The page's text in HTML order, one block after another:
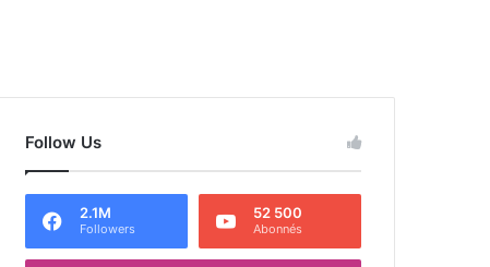
Follow Us
2.1M
Followers
52 500
Abonnés